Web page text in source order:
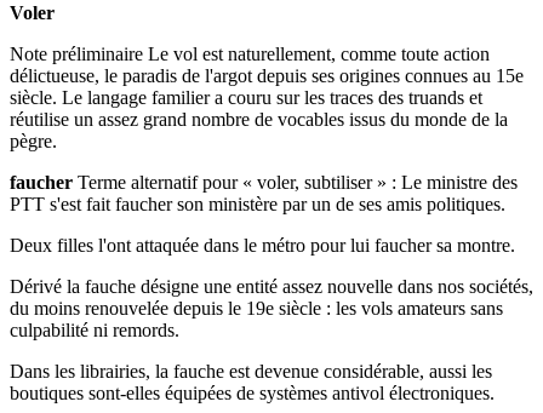
Voler
Note préliminaire Le vol est naturellement, comme toute action
délictueuse, le paradis de l'argot depuis ses origines connues au 15e
siècle. Le langage familier a couru sur les traces des truands et
réutilise un assez grand nombre de vocables issus du monde de la
pègre.
faucher Terme alternatif pour « voler, subtiliser » : Le ministre des
PTT s'est fait faucher son ministère par un de ses amis politiques.
Deux filles l'ont attaquée dans le métro pour lui faucher sa montre.
Dérivé la fauche désigne une entité assez nouvelle dans nos sociétés,
du moins renouvelée depuis le 19e siècle : les vols amateurs sans
culpabilité ni remords.
Dans les librairies, la fauche est devenue considérable, aussi les
boutiques sont-elles équipées de systèmes antivol électroniques.